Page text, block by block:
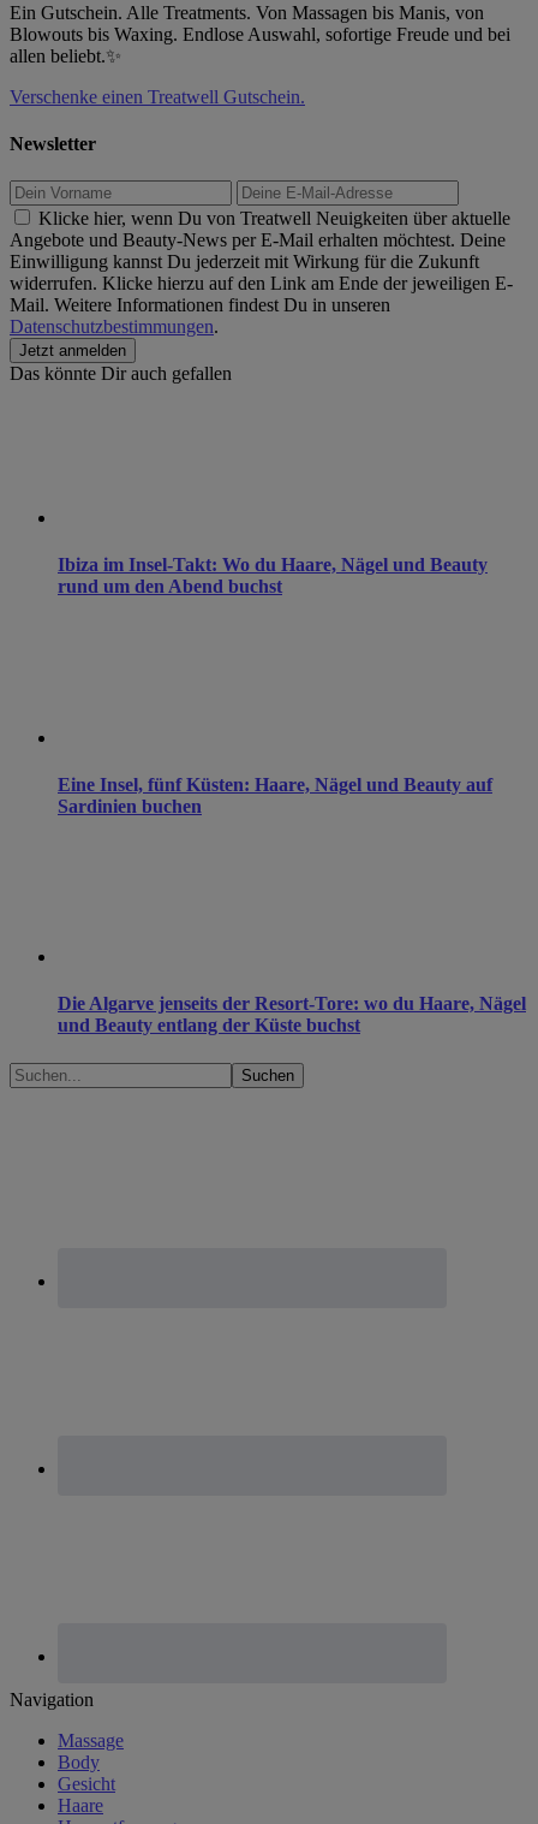
Ein Gutschein. Alle Treatments. Von Massagen bis Manis, von
Blowouts bis Waxing. Endlose Auswahl, sofortige Freude und bei
allen beliebt.✨
Verschenke einen Treatwell Gutschein.
Newsletter
Klicke hier, wenn Du von Treatwell Neuigkeiten über aktuelle
Angebote und Beauty-News per E-Mail erhalten möchtest. Deine
Einwilligung kannst Du jederzeit mit Wirkung für die Zukunft
widerrufen. Klicke hierzu auf den Link am Ende der jeweiligen E-
Mail. Weitere Informationen findest Du in unseren
Datenschutzbestimmungen.
Das könnte Dir auch gefallen
Ibiza im Insel-Takt: Wo du Haare, Nägel und Beauty
rund um den Abend buchst
Eine Insel, fünf Küsten: Haare, Nägel und Beauty auf
Sardinien buchen
Die Algarve jenseits der Resort-Tore: wo du Haare, Nägel
und Beauty entlang der Küste buchst
Suchen...
Footer
Navigation
Massage
Body
Gesicht
Haare